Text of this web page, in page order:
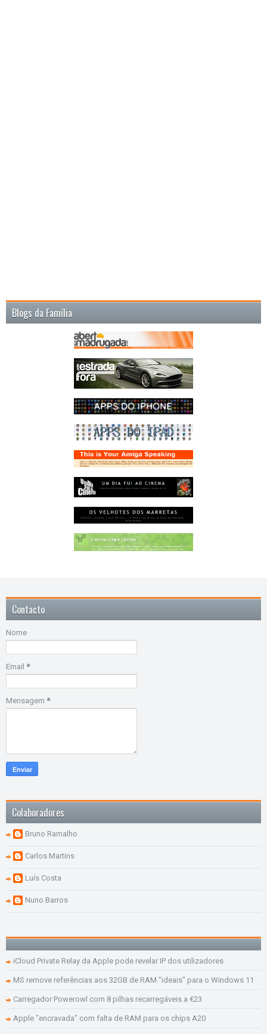
Blogs da Família
Contacto
Nome
Email *
Mensagem *
Colaboradores
Bruno Ramalho
Carlos Martins
Luís Costa
Nuno Barros
iCloud Private Relay da Apple pode revelar IP dos utilizadores
MS remove referências aos 32GB de RAM "ideais" para o Windows 11
Carregador Powerowl com 8 pilhas recarregáveis a €23
Apple "encravada" com falta de RAM para os chips A20